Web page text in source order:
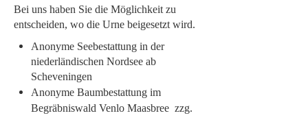
Bei uns haben Sie die Möglichkeit zu
entscheiden, wo die Urne beigesetzt wird.
Anonyme Seebestattung in der
niederländischen Nordsee ab
Scheveningen
Anonyme Baumbestattung im
Begräbniswald Venlo Maasbree zzg.